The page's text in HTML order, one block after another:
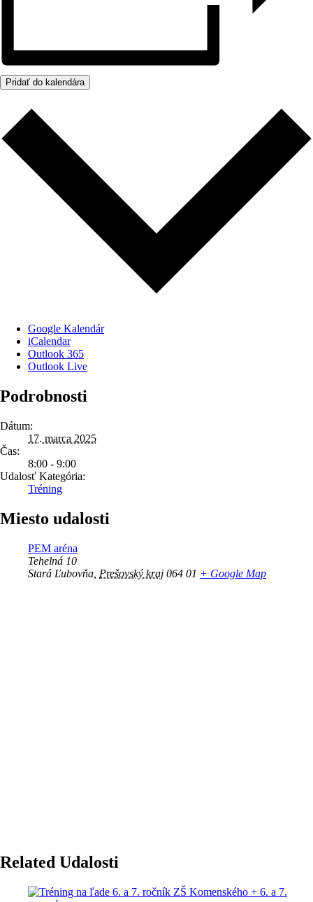
Pridať do kalendára
Google Kalendár
iCalendar
Outlook 365
Outlook Live
Podrobnosti
Dátum:
17. marca 2025
Čas:
8:00 - 9:00
Udalosť Kategória:
Tréning
Miesto udalosti
PEM aréna
Tehelná 10
Stará Ľubovňa Prešovský kraj 064 01 + Google Map
Related Udalosti